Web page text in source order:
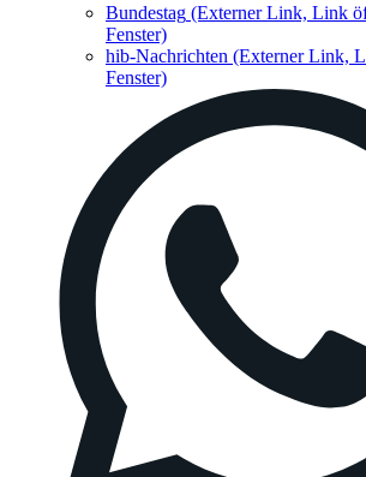
Bundestag (Externer Link, Link
Fenster)
hib-Nachrichten (Externer Link,
Fenster)